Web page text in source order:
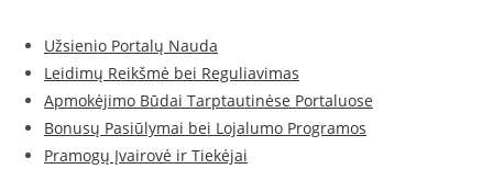
Užsienio Portalų Nauda
Leidimų Reikšmė bei Reguliavimas
Apmokėjimo Būdai Tarptautinėse Portaluose
Bonusų Pasiūlymai bei Lojalumo Programos
Pramogų Įvairovė ir Tiekėjai